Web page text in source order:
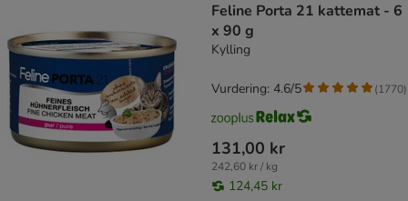
Feline Porta 21 kattemat - 6
x 90 g
Kylling
131,00 kr
242,60 kr / kg
124,45 kr
Vurdering: 4.6/5 (1770)